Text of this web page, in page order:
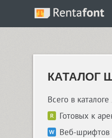
КАТАЛОГ
Всего в каталоге
Готовых к
Веб-шрифтов